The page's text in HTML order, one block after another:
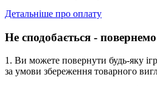
Детальніше про оплату
Не сподобається -
1. Ви можете повернути будь-яку
за умови збереження товарного